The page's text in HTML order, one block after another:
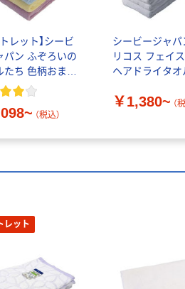
トレット】シービ
パン ふぞろいの
たち 色柄おまか
ト（5枚入）
（税込）
シービージャパ
リコス フェイ
ヘアドライタオ
クロファイバー
￥1,380~ （
レット